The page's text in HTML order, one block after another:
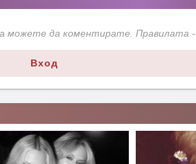
можете да коментирате. Правилата -
Вход